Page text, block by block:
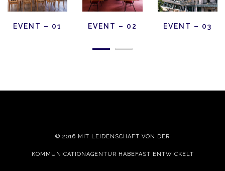
EVENT – 01 EVENT – 02 EVENT – 03
© 2016 MIT LEIDENSCHAFT VON DER
KOMMUNICATIONAGENTUR HABEFAST ENTWICKELT